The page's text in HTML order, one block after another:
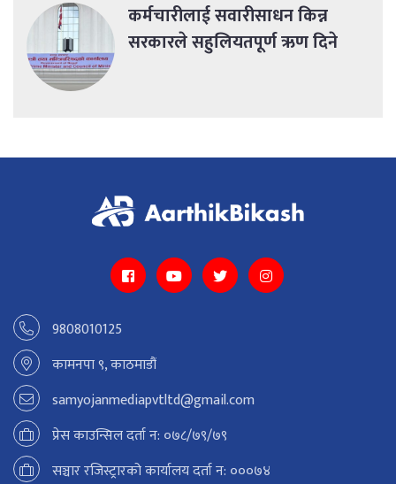
कर्मचारीलाई सवारीसाधन किन्न
सरकारले सहुलियतपूर्ण ऋण दिने
9808010125
कामनपा ९, काठमाडौं
samyojanmediapvtltd@gmail.com
प्रेस काउन्सिल दर्ता न: ०७८/७९/७९
सञ्चार रजिस्ट्रारको कार्यालय दर्ता न: ०००७४